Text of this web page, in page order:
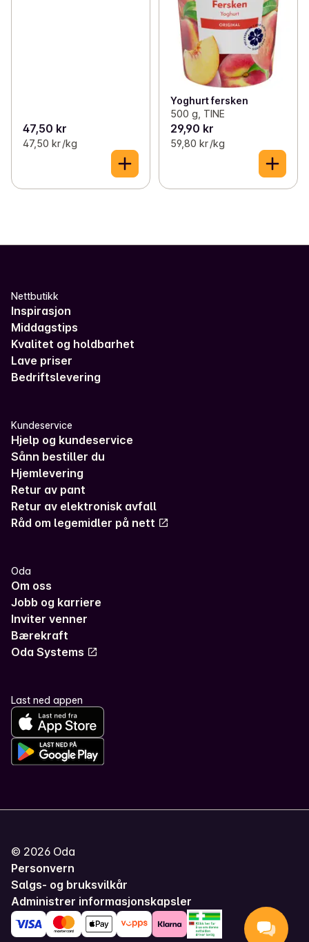
47,50 kr
47,50 kr /kg
Yoghurt fersken
500 g, TINE
29,90 kr
59,80 kr /kg
Nettbutikk
Inspirasjon
Middagstips
Kvalitet og holdbarhet
Lave priser
Bedriftslevering
Kundeservice
Hjelp og kundeservice
Sånn bestiller du
Hjemlevering
Retur av pant
Retur av elektronisk avfall
Råd om legemidler på nett
Oda
Om oss
Jobb og karriere
Inviter venner
Bærekraft
Oda Systems
Last ned appen
© 2026 Oda
Personvern
Salgs- og bruksvilkår
Administrer informasjonskapsler